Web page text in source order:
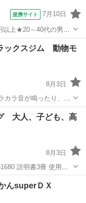
提携サイト 7月10日
以上★20～40代の男女
業◎マイカー通勤OK
気の工場の
その他
ックスジム 動物モ
8月3日
ラ音が鳴ったり、ク
す。 音楽とラ
幌駅近くの
大人、子ども、高
8月3日
用頻
ぼけ防止 #ベビー用品 #脳トレ
とばずかんsuperＤＸ